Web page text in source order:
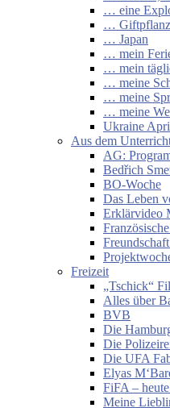
… eine
…
… Japan
… mein
… mein
… meine
… meine
… meine
Ukraine
Aus dem
AG:
Bedřich
BO-Woche
Das Leben
Erklärvideo
Freizeit
„Tschick“
Alles über
BVB
Die
Die
Die UFA
Elyas
FiFA –
Meine